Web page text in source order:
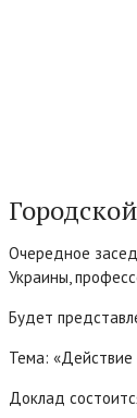
Очередное
Украины,
Будет
Тема:
Доклад